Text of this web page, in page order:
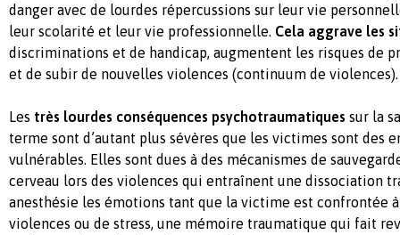
danger avec de lourdes répercussions sur leur vie
leur scolarité et leur vie professionnelle. Cela aggrave les
discriminations et de handicap, augmentent les risques de
et de subir de nouvelles violences (continuum de violences).
Les très lourdes conséquences psychotraumatiques sur la
terme sont d’autant plus sévères que les victimes sont des
vulnérables. Elles sont dues à des mécanismes de
cerveau lors des violences qui entraînent une dissociation
anesthésie les émotions tant que la victime est confrontée
violences ou de stress, une mémoire traumatique qui fait